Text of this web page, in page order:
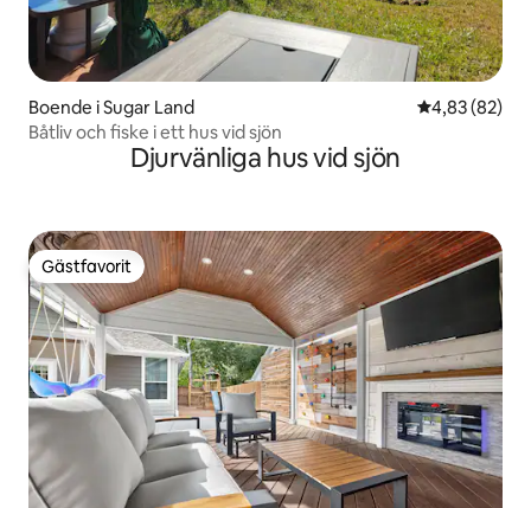
Boende i Sugar Land 4,83 av 5 i
4,83 (82)
Båtliv och fiske i ett hus vid sjön
Djurvänliga hus vid sjön
Gästfavorit
Gästfavorit